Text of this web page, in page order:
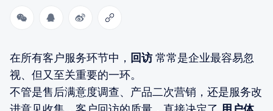
在所有客户服务环节中， 回访常常是企业最容易忽
视、但又至关重要的一环。
不管是售后满意度调查、产品二次营销，还是服务改